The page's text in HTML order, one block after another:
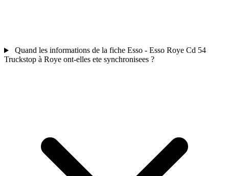
Quand les informations de la fiche Esso - Esso Roye Cd 54
Truckstop à Roye ont-elles ete synchronisees ?